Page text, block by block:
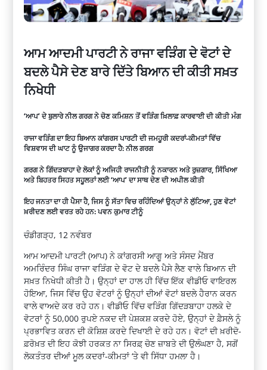
ਆਮ ਆਦਮੀ ਪਾਰਟੀ ਨੇ ਰਾਜਾ ਵੜਿੰਗ ਦੇ ਵੋਟਾਂ ਦੇ
ਬਦਲੇ ਪੈਸੇ ਦੇਣ ਬਾਰੇ ਦਿੱਤੇ ਬਿਆਨ ਦੀ ਕੀਤੀ ਸਖ਼ਤ
ਨਿਖੇਧੀ
‘ਆਪ’ ਦੇ ਬੁਲਾਰੇ ਨੀਲ ਗਰਗ ਨੇ ਚੋਣ ਕਮਿਸ਼ਨ ਤੋਂ ਵੜਿੰਗ ਖ਼ਿਲਾਫ਼ ਕਾਰਵਾਈ ਦੀ ਕੀਤੀ ਮੰਗ
ਰਾਜਾ ਵੜਿੰਗ ਦਾ ਇਹ ਬਿਆਨ ਕਾਂਗਰਸ ਪਾਰਟੀ ਦੀ ਜਮਹੂਰੀ ਕਦਰਾਂ-ਕੀਮਤਾਂ ਵਿੱਚ
ਵਿਸ਼ਵਾਸ ਦੀ ਘਾਟ ਨੂੰ ਉਜਾਗਰ ਕਰਦਾ ਹੈ: ਨੀਲ ਗਰਗ
ਗਰਗ ਨੇ ਗਿੱਦੜਬਾਹਾ ਦੇ ਲੋਕਾਂ ਨੂੰ ਅਜਿਹੀ ਰਾਜਨੀਤੀ ਨੂੰ ਨਕਾਰਨ ਅਤੇ ਰੁਜ਼ਗਾਰ, ਸਿੱਖਿਆ
ਅਤੇ ਬਿਹਤਰ ਸਿਹਤ ਸਹੂਲਤਾਂ ਲਈ ‘ਆਪ’ ਦਾ ਸਾਥ ਦੇਣ ਦੀ ਅਪੀਲ ਕੀਤੀ
ਇਹ ਜਨਤਾ ਦਾ ਹੀ ਪੈਸਾ ਹੈ, ਜਿਸ ਨੂੰ ਸੱਤਾ ਵਿਚ ਰਹਿੰਦਿਆਂ ਉਨ੍ਹਾਂ ਨੇ ਲੁੱਟਿਆ, ਹੁਣ ਵੋਟਾਂ
ਖ਼ਰੀਦਣ ਲਈ ਵਰਤ ਰਹੇ ਹਨ: ਪਵਨ ਕੁਮਾਰ ਟੀਨੂੰ
ਚੰਡੀਗੜ੍ਹ, 12 ਨਵੰਬਰ
ਆਮ ਆਦਮੀ ਪਾਰਟੀ (ਆਪ) ਨੇ ਕਾਂਗਰਸੀ ਆਗੂ ਅਤੇ ਸੰਸਦ ਮੈਂਬਰ
ਅਮਰਿੰਦਰ ਸਿੰਘ ਰਾਜਾ ਵੜਿੰਗ ਦੇ ਵੋਟ ਦੇ ਬਦਲੇ ਪੈਸੇ ਲੈਣ ਵਾਲੇ ਬਿਆਨ ਦੀ
ਸਖ਼ਤ ਨਿਖੇਧੀ ਕੀਤੀ ਹੈ। ਉਨ੍ਹਾਂ ਦਾ ਹਾਲ ਹੀ ਵਿੱਚ ਇੱਕ ਵੀਡੀਓ ਵਾਇਰਲ
ਹੋਇਆ, ਜਿਸ ਵਿੱਚ ਉਹ ਵੋਟਰਾਂ ਨੂੰ ਉਨ੍ਹਾਂ ਦੀਆਂ ਵੋਟਾਂ ਬਦਲੇ ਹੈਰਾਨ ਕਰਨ
ਵਾਲੇ ਵਾਅਦੇ ਕਰ ਰਹੇ ਹਨ। ਵੀਡੀਓ ਵਿੱਚ ਵੜਿੰਗ ਗਿੱਦੜਬਾਹਾ ਹਲਕੇ ਦੇ
ਵੋਟਰਾਂ ਨੂੰ 50,000 ਰੁਪਏ ਨਕਦ ਦੀ ਪੇਸ਼ਕਸ਼ ਕਰਦੇ ਹੋਏ, ਉਨ੍ਹਾਂ ਦੇ ਫ਼ੈਸਲੇ ਨੂੰ
ਪ੍ਰਭਾਵਿਤ ਕਰਨ ਦੀ ਕੋਸ਼ਿਸ਼ ਕਰਦੇ ਦਿਖਾਈ ਦੇ ਰਹੇ ਹਨ। ਵੋਟਾਂ ਦੀ ਖ਼ਰੀਦੋ-
ਫ਼ਰੋਖ਼ਤ ਦੀ ਇਹ ਕੋਝੀ ਹਰਕਤ ਨਾ ਸਿਰਫ਼਼ ਚੋਣ ਜ਼ਾਬਤੇ ਦੀ ਉਲੰਘਣਾ ਹੈ, ਸਗੋਂ
ਲੋਕਤੰਤਰ ਦੀਆਂ ਮੂਲ ਕਦਰਾਂ-ਕੀਮਤਾਂ ‘ਤੇ ਵੀ ਸਿੱਧਾ ਹਮਲਾ ਹੈ।